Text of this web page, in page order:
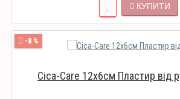
КУПИТИ
-8 %
Cica-Care 12х6см Пластир від